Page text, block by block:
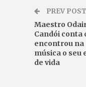
PREV POST
Maestro
Candói conta
encontrou na
música o seu
de vida